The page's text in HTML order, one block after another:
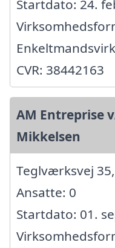
Startdato: 24.
CVR: 38442163
AM Entreprise
Mikkelsen
Teglværksvej
Ansatte: 0
Startdato: 01.